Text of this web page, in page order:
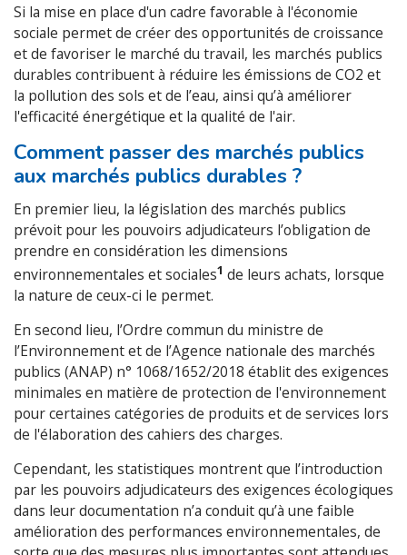
Si la mise en place d'un cadre favorable à l'économie
sociale permet de créer des opportunités de croissance
et de favoriser le marché du travail, les marchés publics
durables contribuent à réduire les émissions de CO2 et
la pollution des sols et de l’eau, ainsi qu’à améliorer
l'efficacité énergétique et la qualité de l'air.
Comment passer des marchés publics
aux marchés publics durables ?
En premier lieu, la législation des marchés publics
prévoit pour les pouvoirs adjudicateurs l’obligation de
prendre en considération les dimensions
environnementales et sociales1 de leurs achats, lorsque
la nature de ceux-ci le permet.
En second lieu, l’Ordre commun du ministre de
l’Environnement et de l’Agence nationale des marchés
publics (ANAP) n° 1068/1652/2018 établit des exigences
minimales en matière de protection de l'environnement
pour certaines catégories de produits et de services lors
de l'élaboration des cahiers des charges.
Cependant, les statistiques montrent que l’introduction
par les pouvoirs adjudicateurs des exigences écologiques
dans leur documentation n’a conduit qu’à une faible
amélioration des performances environnementales, de